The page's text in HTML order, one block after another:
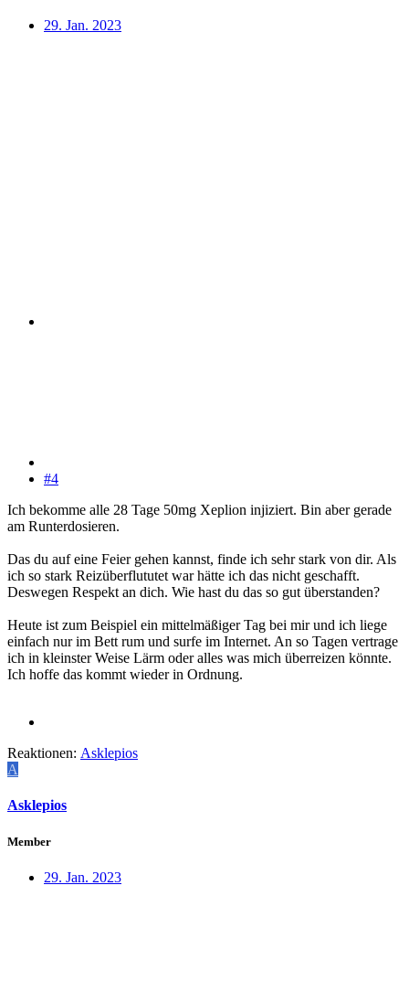
29. Jan. 2023
#4
Ich bekomme alle 28 Tage 50mg Xeplion injiziert. Bin aber gerade
am Runterdosieren.
Das du auf eine Feier gehen kannst, finde ich sehr stark von dir. Als
ich so stark Reizüberflututet war hätte ich das nicht geschafft.
Deswegen Respekt an dich. Wie hast du das so gut überstanden?
Heute ist zum Beispiel ein mittelmäßiger Tag bei mir und ich liege
einfach nur im Bett rum und surfe im Internet. An so Tagen vertrage
ich in kleinster Weise Lärm oder alles was mich überreizen könnte.
Ich hoffe das kommt wieder in Ordnung.
Reaktionen: Asklepios
A
Asklepios
Member
29. Jan. 2023